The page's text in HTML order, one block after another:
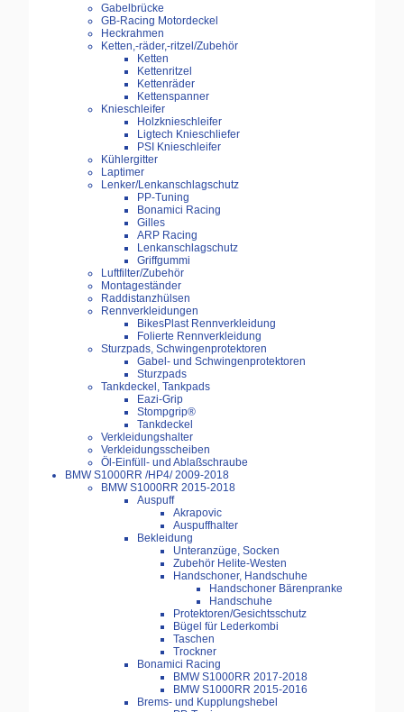
Gabelbrücke
GB-Racing Motordeckel
Heckrahmen
Ketten,-räder,-ritzel/Zubehör
Ketten
Kettenritzel
Kettenräder
Kettenspanner
Knieschleifer
Holzknieschleifer
Ligtech Knieschliefer
PSI Knieschleifer
Kühlergitter
Laptimer
Lenker/Lenkanschlagschutz
PP-Tuning
Bonamici Racing
Gilles
ARP Racing
Lenkanschlagschutz
Griffgummi
Luftfilter/Zubehör
Montageständer
Raddistanzhülsen
Rennverkleidungen
BikesPlast Rennverkleidung
Folierte Rennverkleidung
Sturzpads, Schwingenprotektoren
Gabel- und Schwingenprotektoren
Sturzpads
Tankdeckel, Tankpads
Eazi-Grip
Stompgrip®
Tankdeckel
Verkleidungshalter
Verkleidungsscheiben
Öl-Einfüll- und Ablaßschraube
BMW S1000RR /HP4/ 2009-2018
BMW S1000RR 2015-2018
Auspuff
Akrapovic
Auspuffhalter
Bekleidung
Unteranzüge, Socken
Zubehör Helite-Westen
Handschoner, Handschuhe
Handschoner Bärenpranke
Handschuhe
Protektoren/Gesichtsschutz
Bügel für Lederkombi
Taschen
Trockner
Bonamici Racing
BMW S1000RR 2017-2018
BMW S1000RR 2015-2016
Brems- und Kupplungshebel